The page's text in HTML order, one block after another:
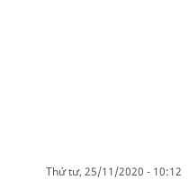
thứ tư, 25/11/2020 - 10:12